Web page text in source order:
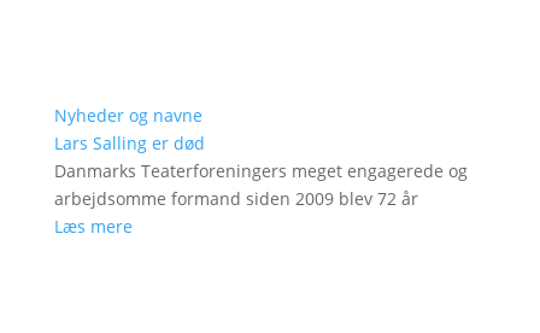
Nyheder og navne
Lars Salling er død
Danmarks Teaterforeningers meget engagerede og
arbejdsomme formand siden 2009 blev 72 år
Læs mere